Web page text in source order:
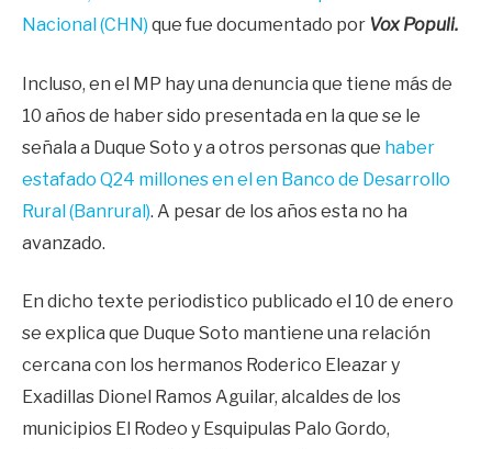
Nacional (CHN) que fue documentado por Vox Populi.
Incluso, en el MP hay una denuncia que tiene más de
10 años de haber sido presentada en la que se le
señala a Duque Soto y a otros personas que haber
estafado Q24 millones en el en Banco de Desarrollo
Rural (Banrural). A pesar de los años esta no ha
avanzado.
En dicho texte periodistico publicado el 10 de enero
se explica que Duque Soto mantiene una relación
cercana con los hermanos Roderico Eleazar y
Exadillas Dionel Ramos Aguilar, alcaldes de los
municipios El Rodeo y Esquipulas Palo Gordo,